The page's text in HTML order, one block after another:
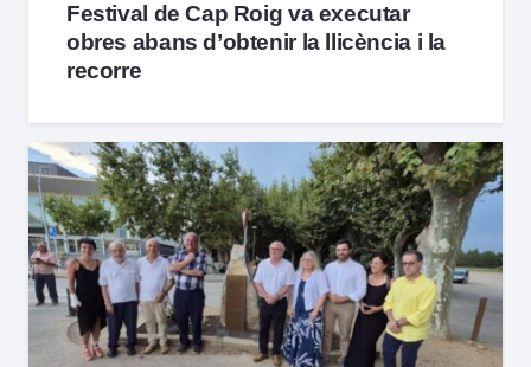
Festival de Cap Roig va executar
obres abans d’obtenir la llicència i la
recorre